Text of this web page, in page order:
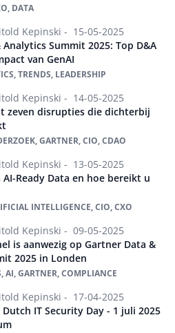
DATA
Kepinski - 15-05-2025
Summit 2025: Top D&A
van GenAI
TRENDS, LEADERSHIP
Kepinski - 14-05-2025
zeven disrupties die dichterbij
GARTNER, CIO, CDAO
Kepinski - 13-05-2025
Ready Data en hoe bereikt u
INTELLIGENCE, CIO, CXO
Kepinski - 09-05-2025
is aanwezig op Gartner Data &
2025 in Londen
AI, GARTNER, COMPLIANCE
Kepinski - 17-04-2025
IT Security Day - 1 juli 2025